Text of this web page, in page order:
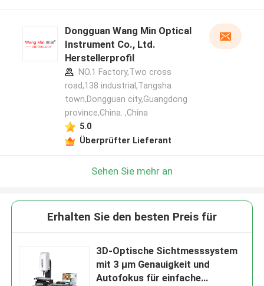
Dongguan Wang Min Optical
Instrument Co., Ltd.
Herstellerprofil
NO.1 Factory,Two cross
road,138 industrial,Tangsha
town,Dongguan city,Guangdong
province,China. ,China
5.0
Überprüfter Lieferant
Sehen Sie mehr an
Erhalten Sie den besten Preis für
3D-Optische Sichtmesssystem
mit 3 µm Genauigkeit und
Autofokus für einfache